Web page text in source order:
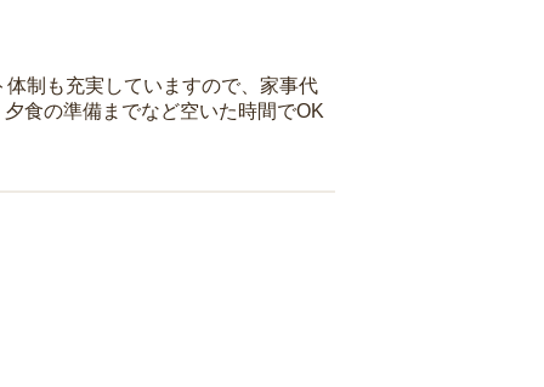
制も充実していますので、家事代
食の準備までなど空いた時間でOK